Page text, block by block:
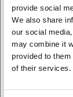
provide social
We also share
our social
may combine it
provided to
of their services.
ANMELDELSER
1. Er du